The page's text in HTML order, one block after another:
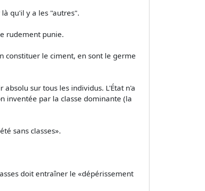
qu'il y a les "autres".
rudement punie.
constituer le ciment, en sont le germe
sur tous les individus. L'État n'a
inventée par la classe dominante (la
sans classes».
doit entraîner le «dépérissement